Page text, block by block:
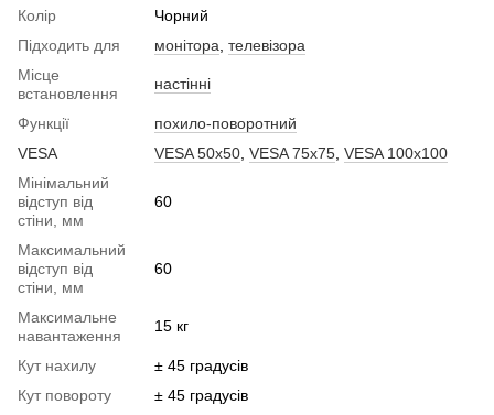
Колір
Чорний
Підходить для
монітора телевізора
Місце
встановлення
настінні
Функції
похило-поворотний
VESA
VESA 50x50 VESA 75x75 VESA 100x100
Мінімальний
відступ від
стіни, мм
60
Максимальний
відступ від
стіни, мм
60
Максимальне
навантаження
15 кг
Кут нахилу
± 45 градусів
Кут повороту
± 45 градусів